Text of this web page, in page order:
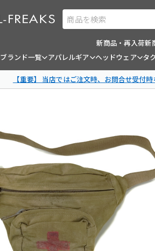
商品を検索
新商品・再入荷新
ブランド一覧
アパレルギア ヘッドウェア タ
【重要】 当店ではご注文時、お問合せ受付